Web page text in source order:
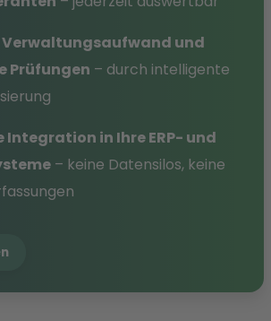
Verwaltungsaufwand und
Prüfungen – durch intelligente
Integration in Ihre ERP- und
– keine Datensilos, keine